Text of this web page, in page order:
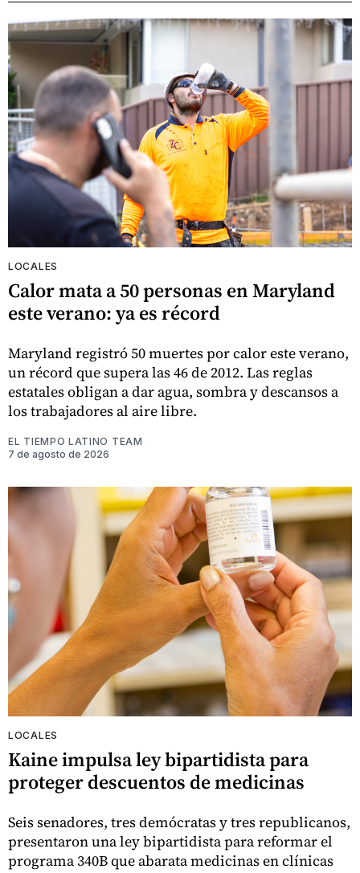
LOCALES
Calor mata a 50 personas en Maryland
este verano: ya es récord
Maryland registró 50 muertes por calor este verano,
un récord que supera las 46 de 2012. Las reglas
estatales obligan a dar agua, sombra y descansos a
los trabajadores al aire libre.
EL TIEMPO LATINO TEAM
7 de agosto de 2026
LOCALES
Kaine impulsa ley bipartidista para
proteger descuentos de medicinas
Seis senadores, tres demócratas y tres republicanos,
presentaron una ley bipartidista para reformar el
programa 340B que abarata medicinas en clínicas